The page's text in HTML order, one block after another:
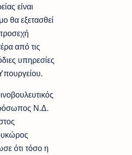
είναι
θα εξετασθεί
από τις
υπηρεσίες
Ν.Δ.
ότι τόσο η